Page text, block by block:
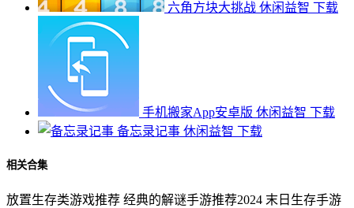
六角方块大挑战 休闲益智 下载
手机搬家App安卓版 休闲益智 下载
备忘录记事 休闲益智 下载
相关合集
放置生存类游戏推荐 经典的解谜手游推荐2024 末日生存手游